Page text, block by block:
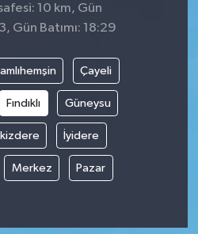
10 km, Gün
Gün Batımı: 18:29
Çayeli
Fındıklı Güneysu
İyidere
Merkez Pazar